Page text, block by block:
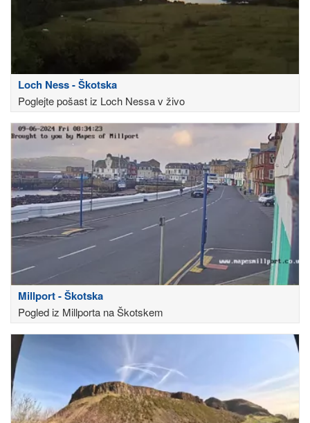
Loch Ness - Škotska
Poglejte pošast iz Loch Nessa v živo
Millport - Škotska
Pogled iz Millporta na Škotskem